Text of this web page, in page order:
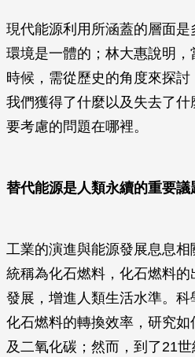
現代能源利用所涵蓋的層面
環境是一體的；林大惠說明
時候，需從歷史的角度來探討
我們獲得了什麼以及失去了
要考慮的問題在哪裡。
替代能源是人類永續的重要議
工業的演進與能源發展息息
統稱為化石燃料，化石燃料
發展，增進人類生活水準。
化石燃料的轉換效率，研究
及二氧化碳；然而，到了21